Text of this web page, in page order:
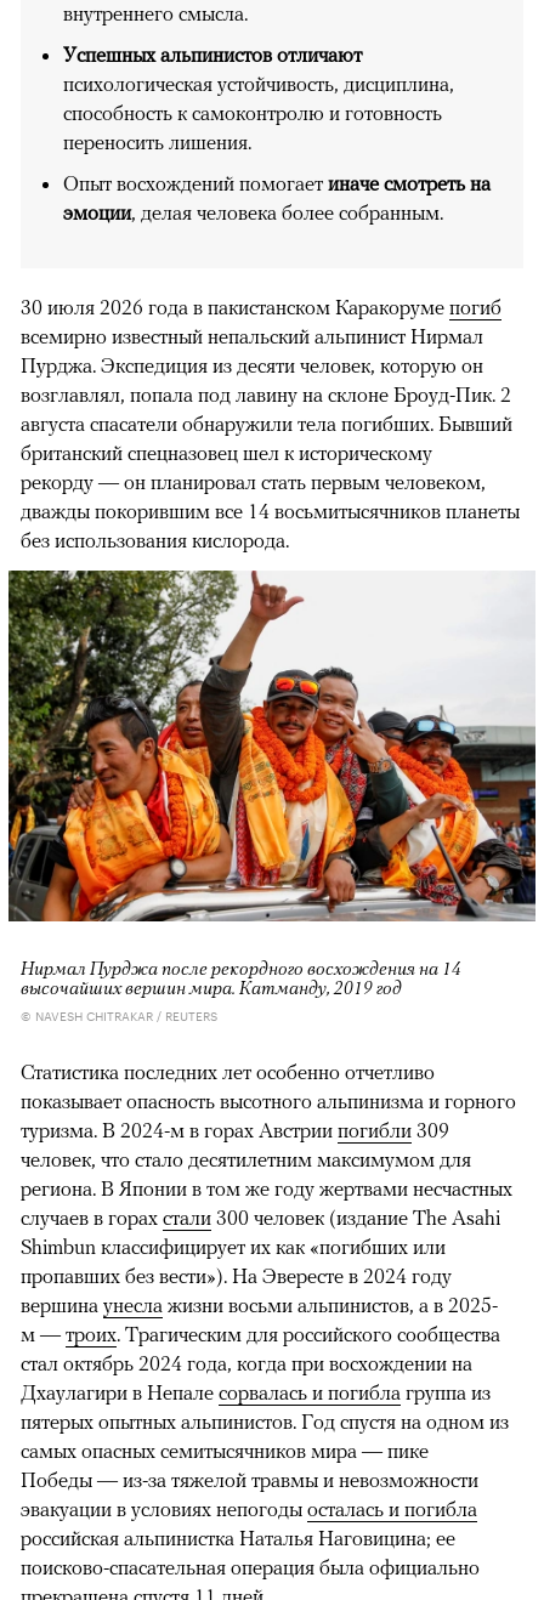
внутреннего смысла.
Успешных альпинистов отличают
психологическая устойчивость, дисциплина,
способность к самоконтролю и готовность
переносить лишения.
Опыт восхождений помогает иначе смотреть на
эмоции, делая человека более собранным.
30 июля 2026 года в пакистанском Каракоруме погиб
всемирно известный непальский альпинист Нирмал
Пурджа. Экспедиция из десяти человек, которую он
возглавлял, попала под лавину на склоне Броуд-Пик. 2
августа спасатели обнаружили тела погибших. Бывший
британский спецназовец шел к историческому
рекорду — он планировал стать первым человеком,
дважды покорившим все 14 восьмитысячников планеты
без использования кислорода.
Нирмал Пурджа после рекордного восхождения на 14
высочайших вершин мира. Катманду, 2019 год
© NAVESH CHITRAKAR / REUTERS
Статистика последних лет особенно отчетливо
показывает опасность высотного альпинизма и горного
туризма. В 2024-м в горах Австрии погибли 309
человек, что стало десятилетним максимумом для
региона. В Японии в том же году жертвами несчастных
случаев в горах стали 300 человек (издание The Asahi
Shimbun классифицирует их как «погибших или
пропавших без вести»). На Эвересте в 2024 году
вершина унесла жизни восьми альпинистов, а в 2025-
м — троих. Трагическим для российского сообщества
стал октябрь 2024 года, когда при восхождении на
Дхаулагири в Непале сорвалась и погибла группа из
пятерых опытных альпинистов. Год спустя на одном из
самых опасных семитысячников мира — пике
Победы — из-за тяжелой травмы и невозможности
эвакуации в условиях непогоды осталась и погибла
российская альпинистка Наталья Наговицина; ее
поисково-спасательная операция была официально